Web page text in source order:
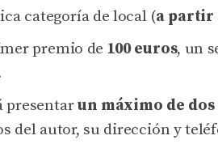
categoría de local (a partir
premio de 100 euros, un
presentarun máximo de
del autor, su dirección y